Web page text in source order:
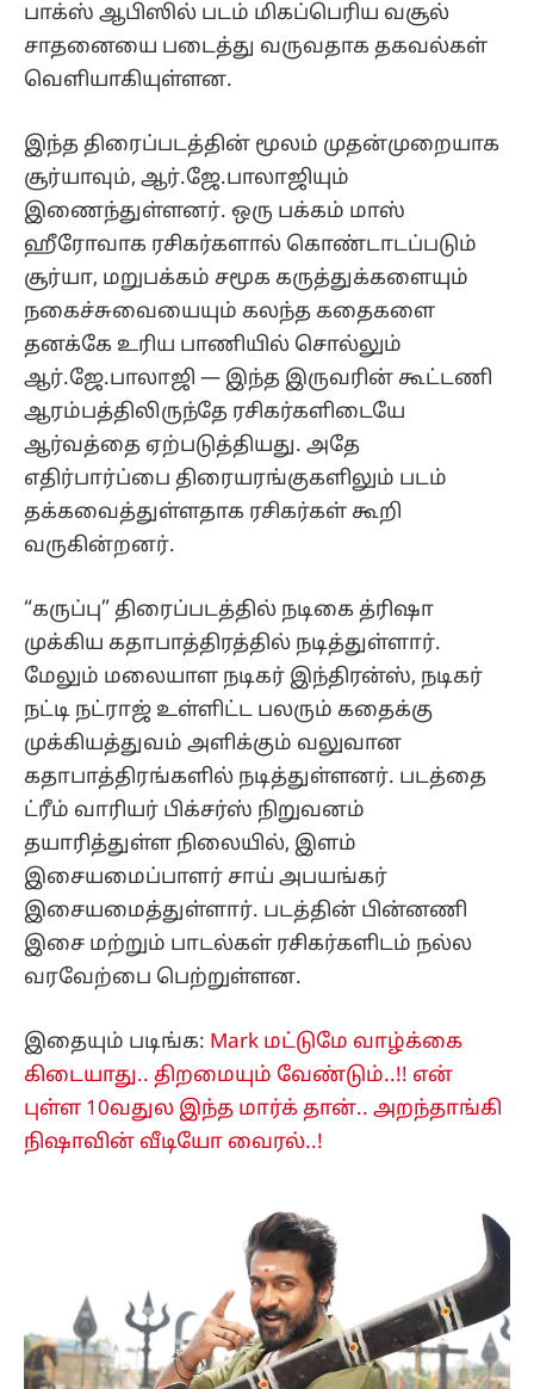
பாக்ஸ் ஆபிஸில் படம் மிகப்பெரிய வசூல்
சாதனையை படைத்து வருவதாக தகவல்கள்
வெளியாகியுள்ளன.
இந்த திரைப்படத்தின் மூலம் முதன்முறையாக
சூர்யாவும், ஆர்.ஜே.பாலாஜியும்
இணைந்துள்ளனர். ஒரு பக்கம் மாஸ்
ஹீரோவாக ரசிகர்களால் கொண்டாடப்படும்
சூர்யா, மறுபக்கம் சமூக கருத்துக்களையும்
நகைச்சுவையையும் கலந்த கதைகளை
தனக்கே உரிய பாணியில் சொல்லும்
ஆர்.ஜே.பாலாஜி — இந்த இருவரின் கூட்டணி
ஆரம்பத்திலிருந்தே ரசிகர்களிடையே
ஆர்வத்தை ஏற்படுத்தியது. அதே
எதிர்பார்ப்பை திரையரங்குகளிலும் படம்
தக்கவைத்துள்ளதாக ரசிகர்கள் கூறி
வருகின்றனர்.
“கருப்பு” திரைப்படத்தில் நடிகை த்ரிஷா
முக்கிய கதாபாத்திரத்தில் நடித்துள்ளார்.
மேலும் மலையாள நடிகர் இந்திரன்ஸ், நடிகர்
நட்டி நட்ராஜ் உள்ளிட்ட பலரும் கதைக்கு
முக்கியத்துவம் அளிக்கும் வலுவான
கதாபாத்திரங்களில் நடித்துள்ளனர். படத்தை
ட்ரீம் வாரியர் பிக்சர்ஸ் நிறுவனம்
தயாரித்துள்ள நிலையில், இளம்
இசையமைப்பாளர் சாய் அபயங்கர்
இசையமைத்துள்ளார். படத்தின் பின்னணி
இசை மற்றும் பாடல்கள் ரசிகர்களிடம் நல்ல
வரவேற்பை பெற்றுள்ளன.
இதையும் படிங்க: Mark மட்டுமே வாழ்க்கை
கிடையாது.. திறமையும் வேண்டும்..!! என்
புள்ள 10வதுல இந்த மார்க் தான்.. அறந்தாங்கி
நிஷாவின் வீடியோ வைரல்..!